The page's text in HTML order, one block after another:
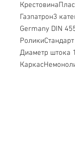
Газпатрон3
Germany DIN
Диаметр штока